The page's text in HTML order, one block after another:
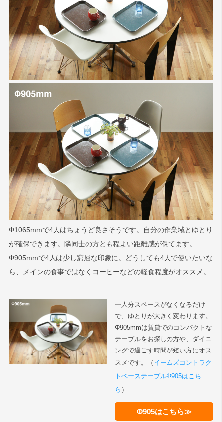
Φ1065mmで4人はちょうど良さそうです。自分の作業域とゆとり
が確保できます。隣同士の方とも程よい距離感が保てます。
Φ905mmで4人は少し窮屈な印象に。どうしても4人で使いたいな
ら、メインの食事ではなくコーヒーなどの軽食程度がオススメ。
一人分スペースがなくなるだけ
で、ゆとりが大きく変わります。
Φ905mmは賃貸でのコンパクトな
テーブルをお探しの方や、ダイニ
ングで過ごす時間が短い方にオス
スメです。（ イームズコントラク
トベーステーブルΦ905はこち
ら ）
Φ905はこちら≫